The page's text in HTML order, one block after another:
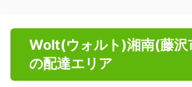
Wolt(ウォルト)湘南(藤沢
の配達エリア